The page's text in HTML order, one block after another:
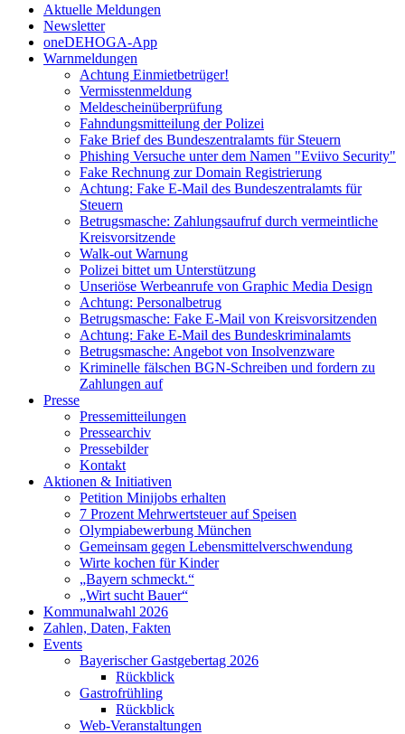
Aktuelle Meldungen
Newsletter
oneDEHOGA-App
Warnmeldungen
Achtung Einmietbetrüger!
Vermisstenmeldung
Meldescheinüberprüfung
Fahndungsmitteilung der Polizei
Fake Brief des Bundeszentralamts für Steuern
Phishing Versuche unter dem Namen "Eviivo Security"
Fake Rechnung zur Domain Registrierung
Achtung: Fake E-Mail des Bundeszentralamts für
Steuern
Betrugsmasche: Zahlungsaufruf durch vermeintliche
Kreisvorsitzende
Walk-out Warnung
Polizei bittet um Unterstützung
Unseriöse Werbeanrufe von Graphic Media Design
Achtung: Personalbetrug
Betrugsmasche: Fake E-Mail von Kreisvorsitzenden
Achtung: Fake E-Mail des Bundeskriminalamts
Betrugsmasche: Angebot von Insolvenzware
Kriminelle fälschen BGN-Schreiben und fordern zu
Zahlungen auf
Presse
Pressemitteilungen
Pressearchiv
Pressebilder
Kontakt
Aktionen & Initiativen
Petition Minijobs erhalten
7 Prozent Mehrwertsteuer auf Speisen
Olympiabewerbung München
Gemeinsam gegen Lebensmittelverschwendung
Wirte kochen für Kinder
„Bayern schmeckt.“
„Wirt sucht Bauer“
Kommunalwahl 2026
Zahlen, Daten, Fakten
Events
Bayerischer Gastgebertag 2026
Rückblick
Gastrofrühling
Rückblick
Web-Veranstaltungen